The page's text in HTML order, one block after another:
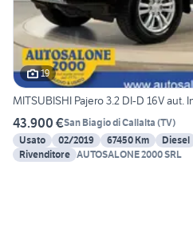
19
MITSUBISHI Pajero 3.2 DI-D 16V aut.
43.900 €San Biagio di Callalta (TV)
Usato
02/2019 67450 Km Diesel
Rivenditore AUTOSALONE 2000 SRL